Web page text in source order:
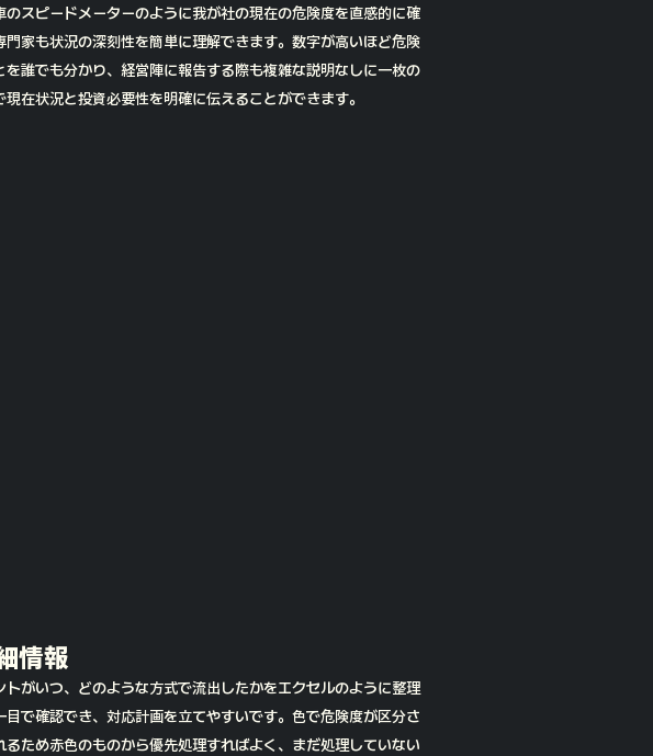
のスピードメーターのように我が社の現在の危険度を直感的に確
門家も状況の深刻性を簡単に理解できます。数字が高いほど危険
を誰でも分かり、経営陣に報告する際も複雑な説明なしに一枚の
現在状況と投資必要性を明確に伝えることができます。
情報
トがいつ、どのような方式で流出したかをエクセルのように整理
目で確認でき、対応計画を立てやすいです。色で危険度が区分さ
るため赤色のものから優先処理すればよく、まだ処理していない